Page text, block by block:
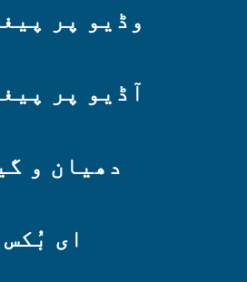
وڈیو پر
آڈیو پر
دھیان و
ای بُکس